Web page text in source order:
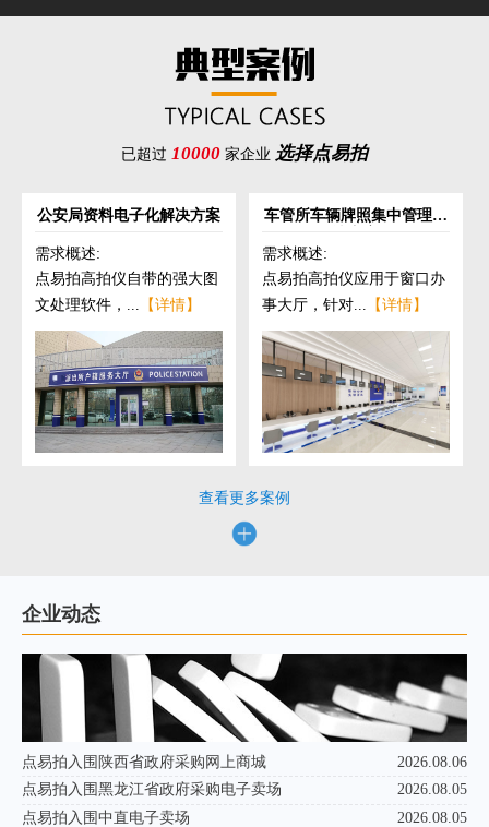
已超过 10000 家企业 选择点易拍
公安局资料电子化解决方案
需求概述:
点易拍高拍仪自带的强大图
文处理软件，... 【详情】
车管所车辆牌照集中管理解
需求概述:
点易拍高拍仪应用于窗口办
事大厅，针对... 【详情】
查看更多案例
企业动态
点易拍入围陕西省政府采购网上商城
2026.08.06
点易拍入围黑龙江省政府采购电子卖场
2026.08.05
点易拍入围中直电子卖场
2026.08.05